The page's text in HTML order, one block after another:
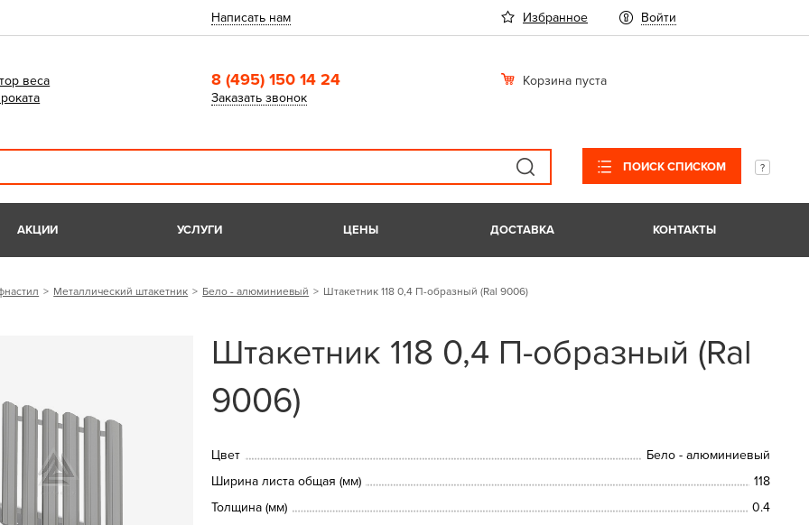
Написать нам Избранное Войти
веса
8 (495) 150 14 24
Заказать звонок
Корзина пуста
ПОИСК СПИСКОМ
АКЦИИ УСЛУГИ ЦЕНЫ ДОСТАВКА КОНТАКТЫ
Металлический штакетник Бело - алюминиевый Штакетник 118 0,4 П-образный (Ral 9006)
Штакетник 118 0,4 П-образный (Ral
9006)
Цвет
Бело - алюминиевый
Ширина листа общая (мм)
118
Толщина (мм)
0.4